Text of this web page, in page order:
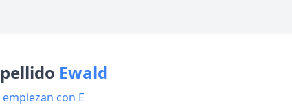
Ewald
con E